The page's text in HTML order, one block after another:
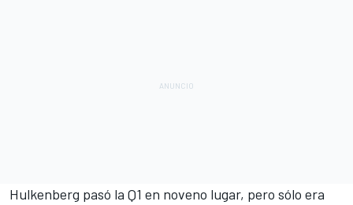
Hulkenberg pasó la Q1 en noveno lugar, pero sólo era